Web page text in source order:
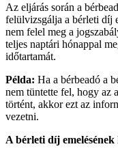
Az eljárás során a
felülvizsgálja a bérleti díj
nem felel meg a
teljes naptári hónappal
időtartamát.
Példa: Ha a bérbeadó a
nem tüntette fel, hogy az
történt, akkor ezt az
vezetni.
A bérleti díj emelésének